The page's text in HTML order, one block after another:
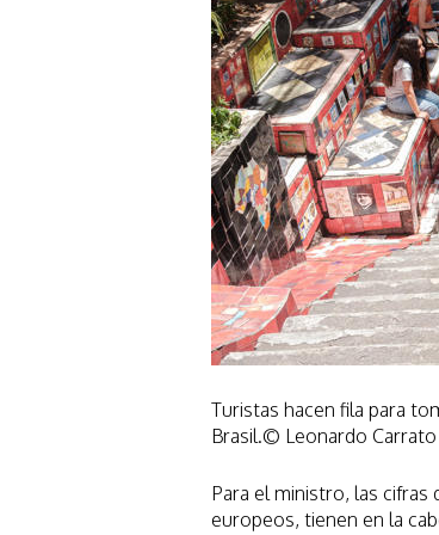
Turistas hacen fila para
Brasil.© Leonardo Carrato
Para el ministro, las
europeos, tienen en la